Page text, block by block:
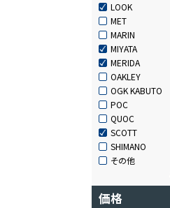
LOOK
MET
MARIN
MIYATA
MERIDA
OAKLEY
OGK KABUTO
POC
QUOC
SCOTT
SHIMANO
その他
価格